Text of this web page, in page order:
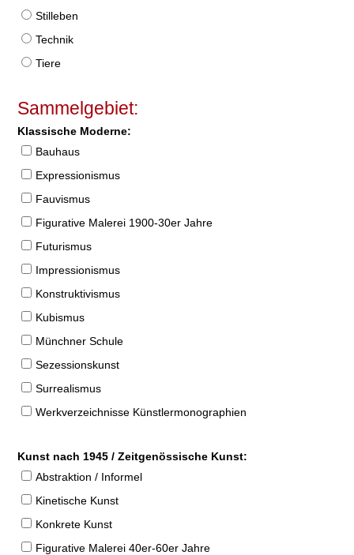
Stilleben
Technik
Tiere
Sammelgebiet:
Klassische Moderne:
Bauhaus
Expressionismus
Fauvismus
Figurative Malerei 1900-30er Jahre
Futurismus
Impressionismus
Konstruktivismus
Kubismus
Münchner Schule
Sezessionskunst
Surrealismus
Werkverzeichnisse Künstlermonographien
Kunst nach 1945 / Zeitgenössische Kunst:
Abstraktion / Informel
Kinetische Kunst
Konkrete Kunst
Figurative Malerei 40er-60er Jahre